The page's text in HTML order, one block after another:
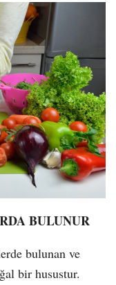
BULUNUR
bulunan ve
bir husustur.